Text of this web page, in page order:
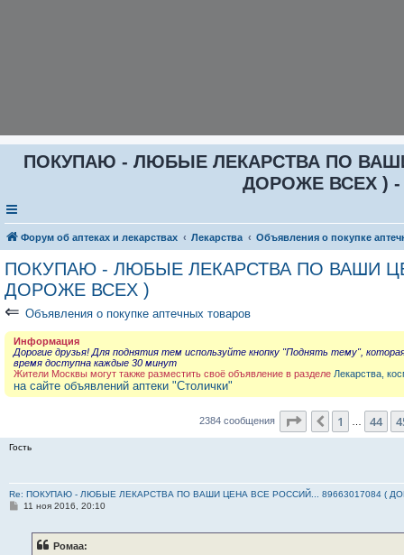
ПОКУПАЮ - ЛЮБЫЕ ЛЕКАРСТВА ПО ВАШИ
ДОРОЖЕ ВСЕХ ) -
Форум об аптеках и лекарствах Лекарства Объявления о покупке
ПОКУПАЮ - ЛЮБЫЕ ЛЕКАРСТВА ПО ВАШИ
ДОРОЖЕ ВСЕХ )
⇐ Объявления о покупке аптечных товаров
Информация
Дорогие друзья! Для поднятия тем используйте кнопку "Поднять тему",
время доступна каждые 30 минут
Жители Москвы могут также разместить своё объявление в разделе Лекарства,
на сайте объявлений аптеки "Столички"
2384 сообщения Страница 46из
Пред.
1 44
Гость
Re: ПОКУПАЮ - ЛЮБЫЕ ЛЕКАРСТВА ПО ВАШИ ЦЕНА ВСЕ РОССИЙ... 89663017084 (
С11 ноя 2016, 20:10
Ромаа: